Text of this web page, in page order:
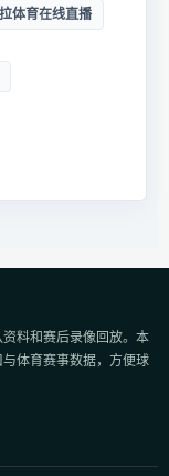
体育在线直播
料和赛后录像回放。本
体育赛事数据，方便球